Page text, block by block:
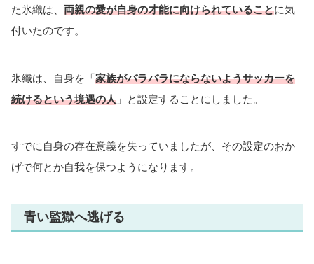
た氷織は、 両親の愛が自身の才能に向けられていることに気
付いたのです。
氷織は、自身を「家族がバラバラにならないようサッカーを
続けるという境遇の人 」と設定することにしました。
すでに自身の存在意義を失っていましたが、その設定のおか
げで何とか自我を保つようになります。
青い監獄へ逃げる